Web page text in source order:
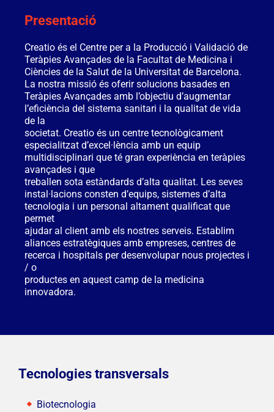
Presentació
Creatio és el Centre per a la Producció i Validació de
Teràpies Avançades de la Facultat de Medicina i
Ciències de la Salut de la Universitat de Barcelona.
La nostra missió és oferir solucions basades en
Teràpies Avançades amb l’objectiu d’augmentar
l’eficiència del sistema sanitari i la qualitat de vida
de la
societat. Creatio és un centre tecnològicament
especialitzat d’excel·lència amb un equip
multidisciplinari que té gran experiència en teràpies
avançades i que
treballen sota estàndards d’alta qualitat. Les seves
instal·lacions consten d’equips, sistemes d’alta
tecnologia i un personal altament qualificat que
permet
ajudar al client amb els nostres serveis. Establim
aliances estratègiques amb empreses, centres de
recerca i hospitals per desenvolupar nous projectes i
/ o
productes en aquest camp de la medicina
innovadora.
Tecnologies transversals
Biotecnologia